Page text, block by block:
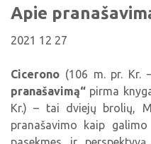
Biblioteka
Viktorinos
Žymūs
Skulptūros,
Mūsų
Virtualios
Edukaciniai
NVŠ
Periodiniai
Padaliniai
Apie
2021 12 27
Cicerono (106 m. pr. Kr.
pranašavimą“ pirma
Kr.) – tai dviejų brolių,
pranašavimo kaip